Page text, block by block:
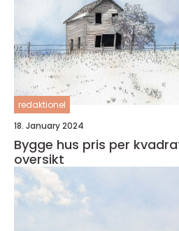
redaktionel
18. January 2024
Bygge hus pris per
oversikt